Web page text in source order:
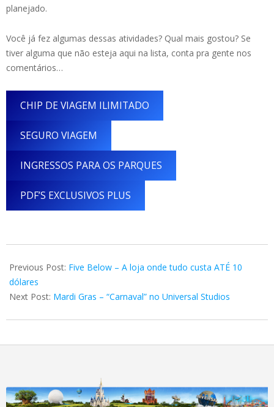
planejado.
Você já fez algumas dessas atividades? Qual mais gostou? Se
tiver alguma que não esteja aqui na lista, conta pra gente nos
comentários…
CHIP DE VIAGEM ILIMITADO
SEGURO VIAGEM
INGRESSOS PARA OS PARQUES
PDF’S EXCLUSIVOS PLUS
01-
27
Previous Post: Five Below – A loja onde tudo custa ATÉ 10
dólares
Next Post: Mardi Gras – “Carnaval” no Universal Studios